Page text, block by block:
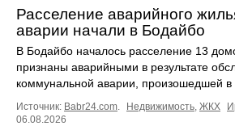
Расселение аварийного
аварии начали в Бодайбо
В Бодайбо началось расселение 13
признаны аварийными в результате
коммунальной аварии, произошедшей в
Источник: Babr24.com. Недвижимость, ЖКХ
06.08.2026